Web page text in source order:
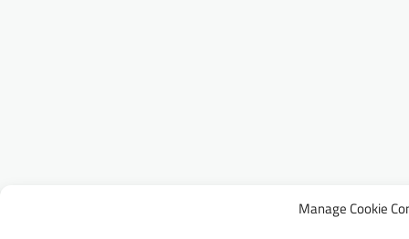
Manage Cookie